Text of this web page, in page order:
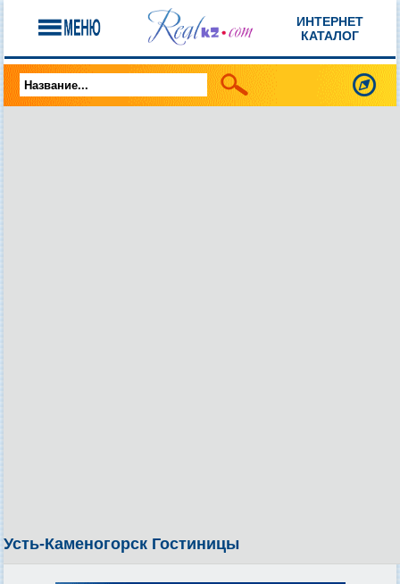
ИНТЕРНЕТ
КАТАЛОГ
Усть-Каменогорск Гостиницы